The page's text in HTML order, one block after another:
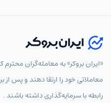
«ایران بروکر» به معامله‌گران
معاملاتی خود را ارتقا دهند و پس
رابطه با سرمایه‌گذاری داشته باشند .